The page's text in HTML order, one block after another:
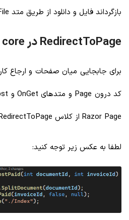
بازگرداند فایل و دانلود از طریق متد File()
RedirectToPage در Asp.net core:
برای جابجایی میان صفحات و ارجاع
Razor Page از کلاس RedirectToPage استفاده می کنیم.
لطفا به عکس زیر توجه کنید: